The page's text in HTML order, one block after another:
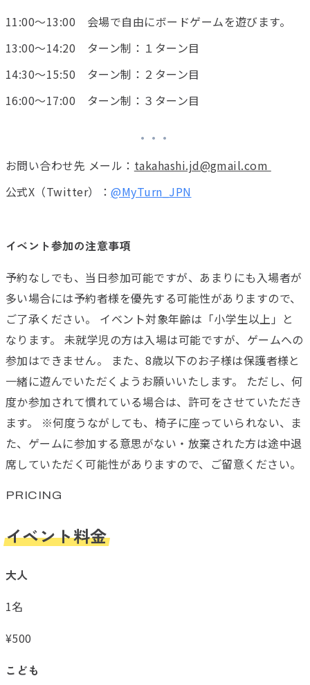
11:00〜13:00 会場で自由にボードゲームを遊びます。
13:00〜14:20 ターン制：１ターン目
14:30〜15:50 ターン制：２ターン目
16:00〜17:00 ターン制：３ターン目
お問い合わせ先 メール： takahashi.jd@gmail.com
公式X（Twitter）：@MyTurn_JPN
イベント参加の注意事項
予約なしでも、当日参加可能ですが、あまりにも入場者が
多い場合には予約者様を優先する可能性がありますので、
ご了承ください。 イベント対象年齢は「小学生以上」と
なります。 未就学児の方は入場は可能ですが、ゲームへの
参加はできません。 また、8歳以下のお子様は保護者様と
一緒に遊んでいただくようお願いいたします。 ただし、何
度か参加されて慣れている場合は、許可をさせていただき
ます。 ※何度うながしても、椅子に座っていられない、ま
た、ゲームに参加する意思がない・放棄された方は途中退
席していただく可能性がありますので、ご留意ください。
PRICING
イベント料金
大人
1名
¥500
こども